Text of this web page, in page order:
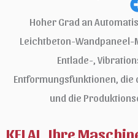
Hoher Grad an
Leichtbeton-
Entlade-,
Entformungsfunktionen,
und die
KELAI_Ihre